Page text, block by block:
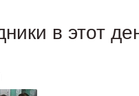
в этот